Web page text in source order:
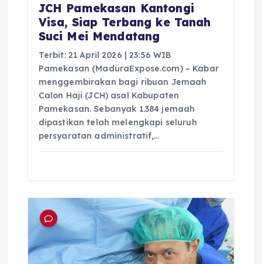
JCH Pamekasan Kantongi
Visa, Siap Terbang ke Tanah
Suci Mei Mendatang
Terbit: 21 April 2026 | 23:56 WIB
Pamekasan (MaduraExpose.com) – Kabar
menggembirakan bagi ribuan Jemaah
Calon Haji (JCH) asal Kabupaten
Pamekasan. Sebanyak 1.384 jemaah
dipastikan telah melengkapi seluruh
persyaratan administratif,…